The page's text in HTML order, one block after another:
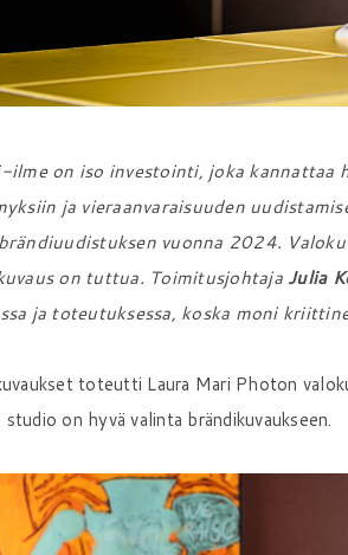
ilme on iso investointi, joka
ja vieraanvaraisuuden
vuonna 2024.
on tuttua. Toimitusjohtaja Julia
ja toteutuksessa, koska moni
toteutti Laura Mari Photon
studio on hyvä valinta brändikuvaukseen.